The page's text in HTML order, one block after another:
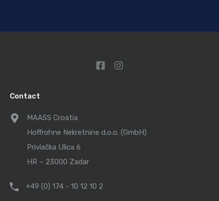
Contact
MAASS Croatia
Hoffrohne Nekretnine d.o.o. (GmbH)
Privlačka Ulica 6
HR – 23000 Zadar
+49 (0) 174 - 10 12 10 2